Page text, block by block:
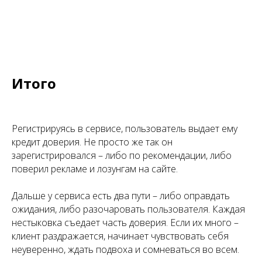
Итого
Регистрируясь в сервисе, пользователь выдает ему
кредит доверия. Не просто же так он
зарегистрировался – либо по рекомендации, либо
поверил рекламе и лозунгам на сайте.
Дальше у сервиса есть два пути – либо оправдать
ожидания, либо разочаровать пользователя. Каждая
нестыковка съедает часть доверия. Если их много –
клиент раздражается, начинает чувствовать себя
неуверенно, ждать подвоха и сомневаться во всем.